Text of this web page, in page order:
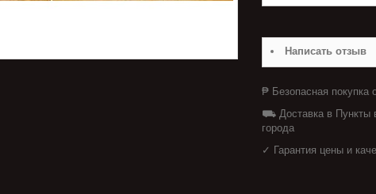
Написать отзыв
₱ Безопасная покупка
⛟ Доставка в Пункты
города
✓ Гарантия цены и